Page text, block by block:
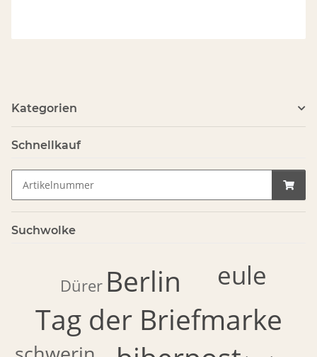
Kategorien
Schnellkauf
Suchwolke
Tag der Briefmarke
Berlin eule
Dürer